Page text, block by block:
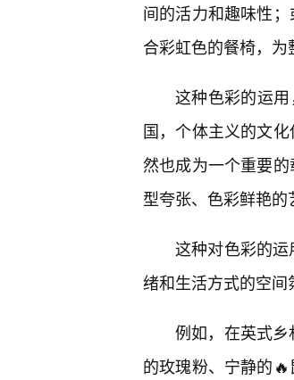
间的活力和趣味性
合彩虹色的餐椅，为
这种色彩的运
国，个体主义的文
然也成为一个重要
型夸张、色彩鲜艳的
这种对色彩的
绪和生活方式的空间
例如，在英式
的玫瑰粉、宁静的